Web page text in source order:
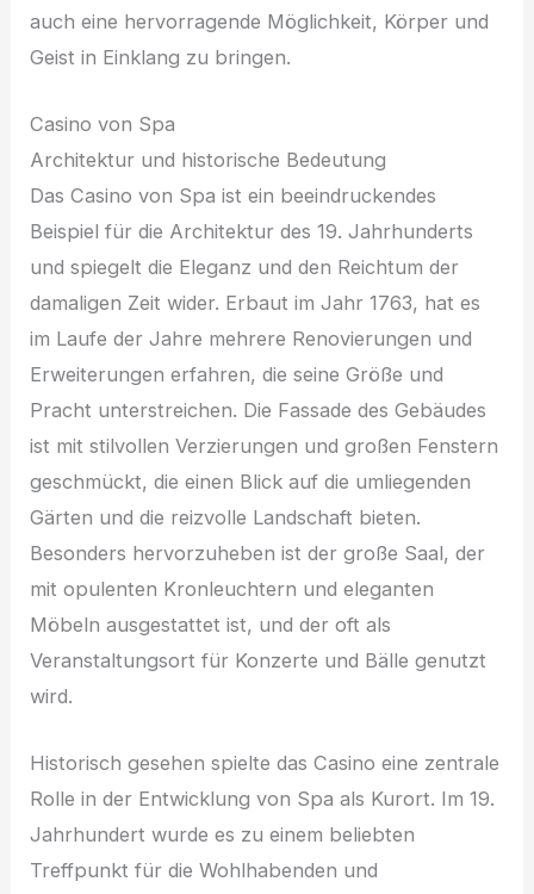
auch eine hervorragende Möglichkeit, Körper und
Geist in Einklang zu bringen.
Casino von Spa
Architektur und historische Bedeutung
Das Casino von Spa ist ein beeindruckendes
Beispiel für die Architektur des 19. Jahrhunderts
und spiegelt die Eleganz und den Reichtum der
damaligen Zeit wider. Erbaut im Jahr 1763, hat es
im Laufe der Jahre mehrere Renovierungen und
Erweiterungen erfahren, die seine Größe und
Pracht unterstreichen. Die Fassade des Gebäudes
ist mit stilvollen Verzierungen und großen Fenstern
geschmückt, die einen Blick auf die umliegenden
Gärten und die reizvolle Landschaft bieten.
Besonders hervorzuheben ist der große Saal, der
mit opulenten Kronleuchtern und eleganten
Möbeln ausgestattet ist, und der oft als
Veranstaltungsort für Konzerte und Bälle genutzt
wird.
Historisch gesehen spielte das Casino eine zentrale
Rolle in der Entwicklung von Spa als Kurort. Im 19.
Jahrhundert wurde es zu einem beliebten
Treffpunkt für die Wohlhabenden und